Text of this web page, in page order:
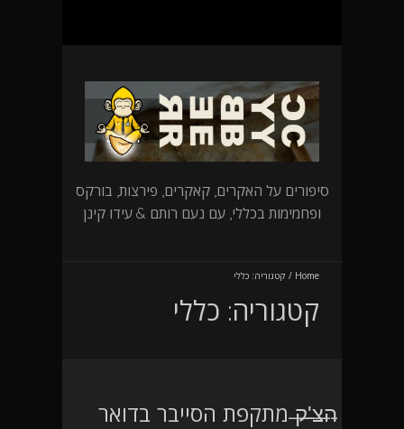
סיפורים על האקרים, קאקרים, פירצות, בורקס
ופחמימות בכללי, עם נעם רותם & עידו קינן
Home
/ קטגוריה: כללי
קטגוריה: כללי
̶ה̶צ̶'̶ק̶ מתקפת הסייבר בדואר